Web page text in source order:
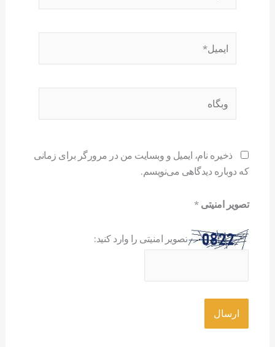
ذخیره نام، ایمیل و وبسایت من در مرورگر برای زمانی
که دوباره دیدگاهی می‌نویسم.
تصویر امنیتی*
تصویر امنیتی را وارد کنید: